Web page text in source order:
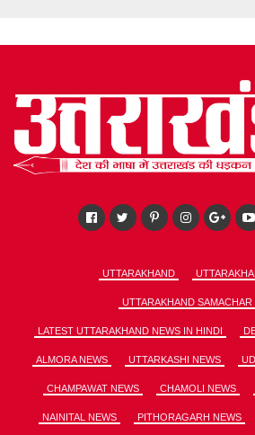
UTTARAKHAND
UTTARAKHAND SAMACHAR
LATEST UTTARAKHAND NEWS IN HINDI
ALMORA NEWS UTTARKASHI NEWS
CHAMPAWAT NEWS CHAMOLI NEWS
NAINITAL NEWS PITHORAGARH NEWS